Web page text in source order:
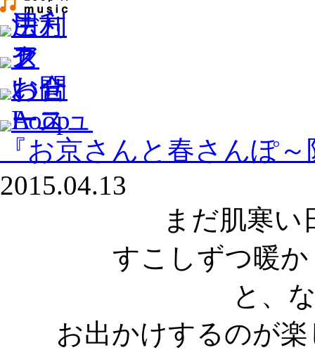
『お京さんと春さんぽ
2015.04.13
まだ肌寒い
すこしずつ暖
と、
お出かけするのが